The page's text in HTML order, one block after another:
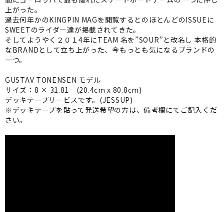
上がった。
過去何年かのKINGPIN MAGを閲覧するとのほとんどのISSUEに
SWEETのライダー達が掲載されてきた。
そしてようやく２０１4年にTEAM 名を”SOUR”と改名し 本格的
なBRANDとして立ち上がった、今もっとも気になるブランドの
一つ。
GUSTAV TONENSEN モデル
サイズ：8 × 31.81 (20.4cm x 80.8cm)
デッキテープサービスです。(JESSUP)
※デッキテープを貼って発送希望の方は、備考欄にてご記入くだ
さい。